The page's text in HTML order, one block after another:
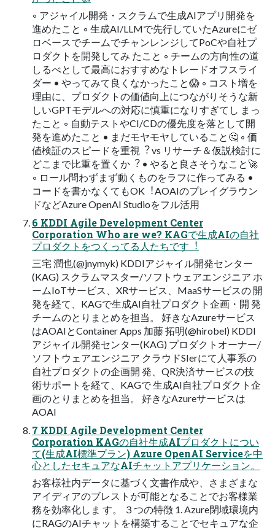
◦ アジャイル開発・スクラムで⽣成AIアプリ開発を
進めたこと ◦ ⽣成AI/LLMで先⾏していたAzureにゼ
ロベースでチームでチャンレンジしてPoCや⾃社プ
ロダクトを開発してみ たこと ◦ チームの⽅向性の道
しるべとして最⾼におすすめなトレードオフスライ
ダー • やってみて良くなかったこと😱 ◦ コスト増を
理由に、プロダクトの価値向上につながりそうな新
しいGPTモデルへの対応に慎重になりすぎてし まっ
たこと ◦ ⾃動テストやCI/CDの優先度を落として開
発を進めたこと • まだモヤモヤしていること🤔 ◦ 価
値検証のスピードを重視︖ vs リサーチ＆仮説検討に
どこまで⽐重を置くか︖ • やると良さそうなこと🚀
◦ ロール問わずまず動くものをラフに作ってみる •
コードを書かなくてもOK︕AOAIのプレイグラウン
ドなどAzure OpenAI Studioをフル活⽤
6 KDDI Agile Development Center
Corporation Who are we? KAGで⽣成AIの⾃社
プロダクトをつくってる⼈たちです︕
三宅 潤也(@jnymyk) KDDIアジャイル開発センター
(KAG) スクラムマスター/ソフトウェアエンジニア ホ
ームIoTサービス、XRサービス、MaaSサービスの 開
発を経て、KAGで⽣成AI⾃社プロダクト企画・開 発
チームのとりまとめを担当。 好きなAzureサービス
はAOAIとContainer Apps 加藤 拓明(@hirobel) KDDI
アジャイル開発センター(KAG) プロダクトオーナー/
ソフトウェアエンジニア クラウドSIerにて⼈事系の
⾃社プロダクトの企画開 発、QR決済サービスの技
術サポートを経て、KAGで ⽣成AI⾃社プロダクト企
画のとりまとめを担当。 好きなAzureサービスは
AOAI
7 KDDI Agile Development Center
Corporation KAGの⾃社⽣成AIプロダクトについ
て(⽣成AI標準プラン) Azure OpenAI Serviceを中
⼼としたセキュアなAIチャットアプリケーション。
お客様社内データに基づく⽂書作成や、さまざまな
アイディアのブレストが可能となることでお客様業
務を効率化しま す。 ３つの特徴 1. Azure閉域環境内
にRAGのAIチャットを構築することでセキュアな企